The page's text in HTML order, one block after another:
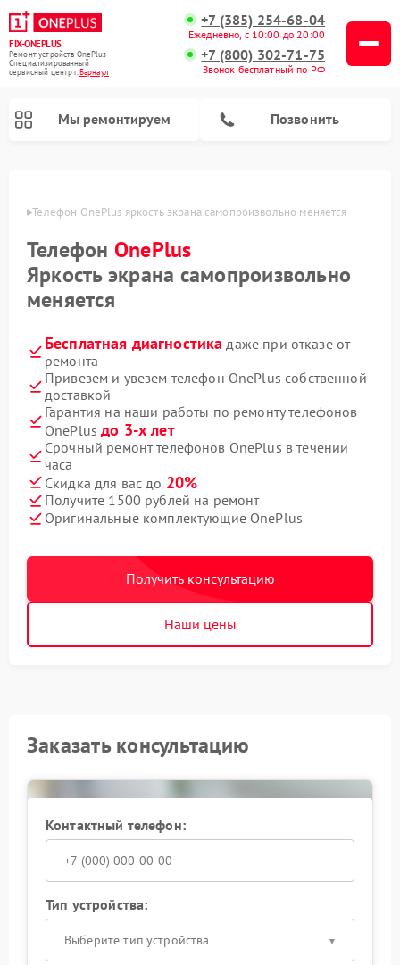
FIX-ONEPLUS
Ремонт устройств OnePlus
Специализированный
cервисный центр г.Барнаул
+7 (385) 254-68-04
Ежедневно, с 10:00 до 20:00
+7 (800) 302-71-75
Звонок бесплатный по РФ
Мы ремонтируем Позвонить
Телефон OnePlus яркость экрана самопроизвольно меняется
Телефон OnePlus
Яркость экрана самопроизвольно
меняется
Бесплатная диагностика даже при отказе от
ремонта
Привезем и увезем телефон OnePlus собственной
доставкой
Гарантия на наши работы по ремонту телефонов
OnePlusдо 3-х лет
Срочный ремонт телефонов OnePlus в течении
часа
Скидка для вас до 20%
Получите 1500 рублей на ремонт
Оригинальные комплектующие OnePlus
Получить консультацию
Наши цены
Заказать консультацию
Контактный телефон:
Тип устройства:
Выберите тип устройства